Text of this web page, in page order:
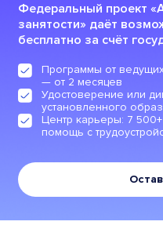
Федеральный проект
занятости» даёт
бесплатно за счёт
Программы от
— от 2 месяцев
Удостоверение или
установленного
Центр карьеры: 7
помощь с